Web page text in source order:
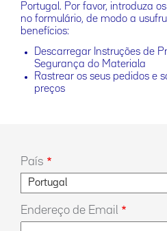
Portugal. Por favor, introduza
no formulário, de modo a
benefícios:
Descarregar Instruções de
Segurança do Materiala
Rastrear os seus pedidos e
preços
País
Endereço de Email